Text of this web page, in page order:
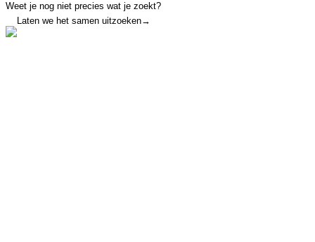
Weet je nog niet precies wat je zoekt?
Laten we het samen uitzoeken→